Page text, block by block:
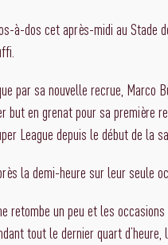
à-dos cet après-midi au Stade
par sa nouvelle recrue, Marco
but en grenat pour sa première
League depuis le début de la
la demi-heure sur leur seule
retombe un peu et les
tout le dernier quart